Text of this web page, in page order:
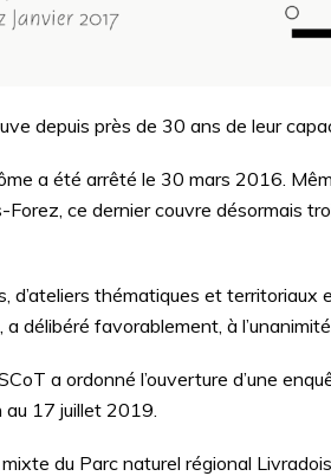
depuis près de 30 ans de leur
a été arrêté le 30 mars 2016.
ce dernier couvre désormais
d’ateliers thématiques et
délibéré favorablement, à
a ordonné l’ouverture d’une
au 17 juillet 2019.
du Parc naturel régional